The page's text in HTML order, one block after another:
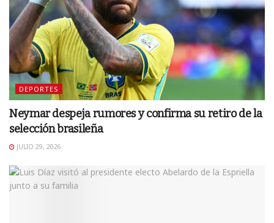
DEPORTES
Neymar despeja rumores y confirma su retiro de la
selección brasileña
JULIO 29, 2026